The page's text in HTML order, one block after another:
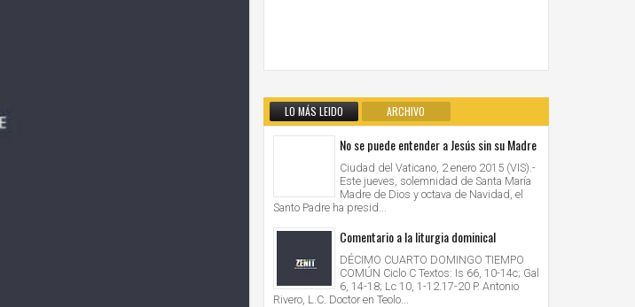
LO MÁS LEIDO ARCHIVO
No se puede entender a Jesús sin su Madre
Ciudad del Vaticano, 2 enero 2015 (VIS).-
Este jueves, solemnidad de Santa María
Madre de Dios y octava de Navidad, el
Santo Padre ha presid...
Comentario a la liturgia dominical
DÉCIMO CUARTO DOMINGO TIEMPO
COMÚN Ciclo C Textos: Is 66, 10-14c; Gal
6, 14-18; Lc 10, 1-12.17-20 P. Antonio
Rivero, L.C. Doctor en Teolo...